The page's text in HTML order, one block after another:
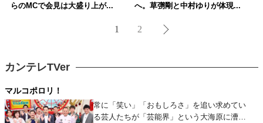
らのMCで会見は大盛り上が...
へ。草彅剛と中村ゆりが体現...
1 2
カンテレTVer
マルコポロリ！
常に「笑い」「おもしろさ」を追い求めてい
る芸人たちが「芸能界」という大海原に漕ぎ